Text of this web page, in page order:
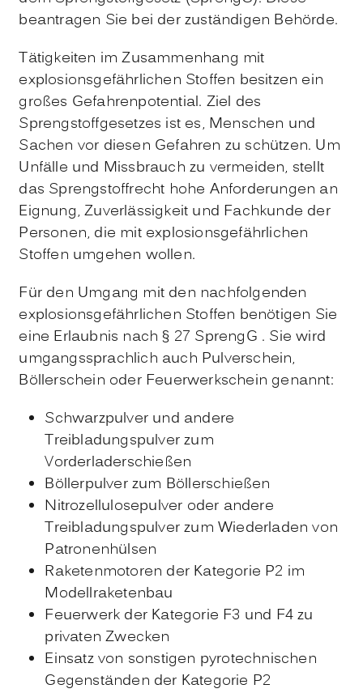
beantragen Sie bei der zuständigen Behörde.
Tätigkeiten im Zusammenhang mit
explosionsgefährlichen Stoffen besitzen ein
großes Gefahrenpotential. Ziel des
Sprengstoffgesetzes ist es, Menschen und
Sachen vor diesen Gefahren zu schützen. Um
Unfälle und Missbrauch zu vermeiden, stellt
das Sprengstoffrecht hohe Anforderungen an
Eignung, Zuverlässigkeit und Fachkunde der
Personen, die mit explosionsgefährlichen
Stoffen umgehen wollen.
Für den Umgang mit den nachfolgenden
explosionsgefährlichen Stoffen benötigen Sie
eine Erlaubnis nach § 27 SprengG . Sie wird
umgangssprachlich auch Pulverschein,
Böllerschein oder Feuerwerkschein genannt:
Schwarzpulver und andere
Treibladungspulver zum
Vorderladerschießen
Böllerpulver zum Böllerschießen
Nitrozellulosepulver oder andere
Treibladungspulver zum Wiederladen von
Patronenhülsen
Raketenmotoren der Kategorie P2 im
Modellraketenbau
Feuerwerk der Kategorie F3 und F4 zu
privaten Zwecken
Einsatz von sonstigen pyrotechnischen
Gegenständen der Kategorie P2